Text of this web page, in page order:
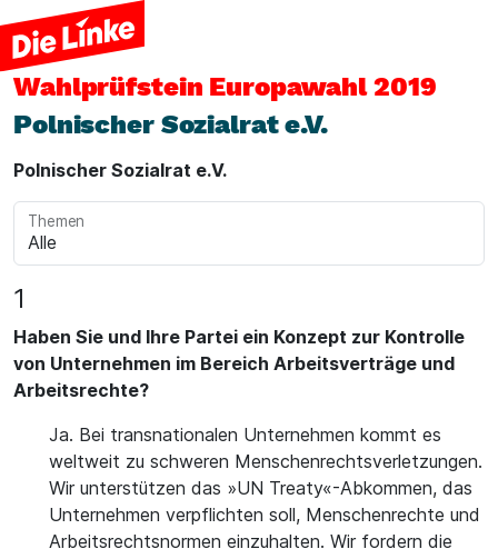
Wahlprüfstein Europawahl 2019
Polnischer Sozialrat e.V.
Polnischer Sozialrat e.V.
Themen
1
Haben Sie und Ihre Partei ein Konzept zur Kontrolle
von Unternehmen im Bereich Arbeitsverträge und
Arbeitsrechte?
Ja. Bei transnationalen Unternehmen kommt es
weltweit zu schweren Menschenrechtsverletzungen.
Wir unterstützen das »UN Treaty«-Abkommen, das
Unternehmen verpflichten soll, Menschenrechte und
Arbeitsrechtsnormen einzuhalten. Wir fordern die